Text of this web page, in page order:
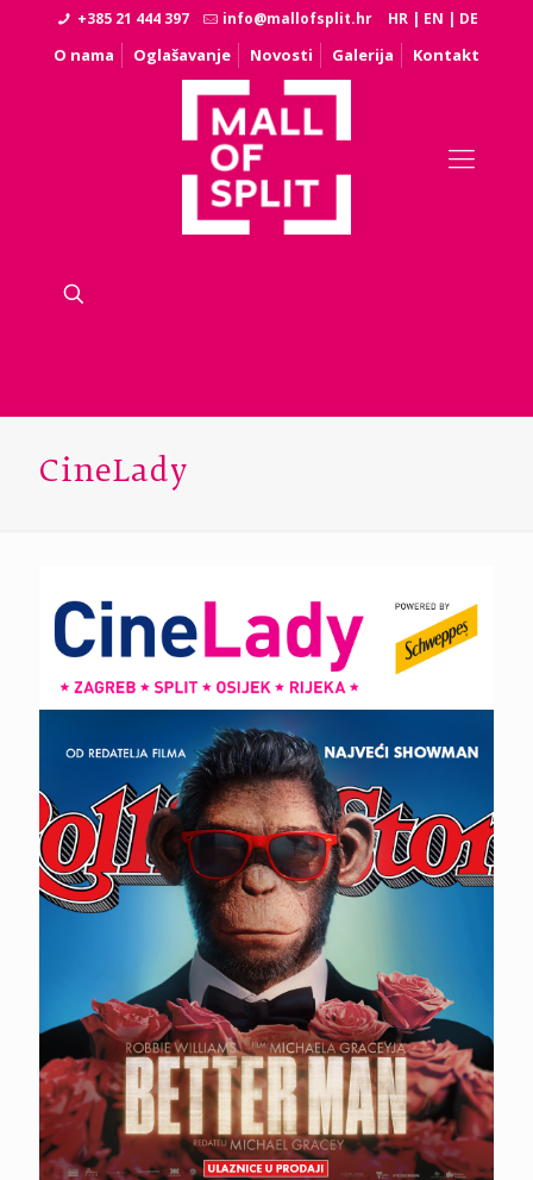
+385 21 444 397 info@mallofsplit.hr HR | EN | DE
O nama Oglašavanje Novosti Galerija Kontakt
CineLady